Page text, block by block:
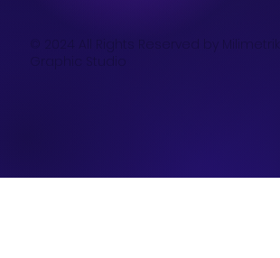
© 2024 All Rights Reserved by Milimetriks
Graphic Studio